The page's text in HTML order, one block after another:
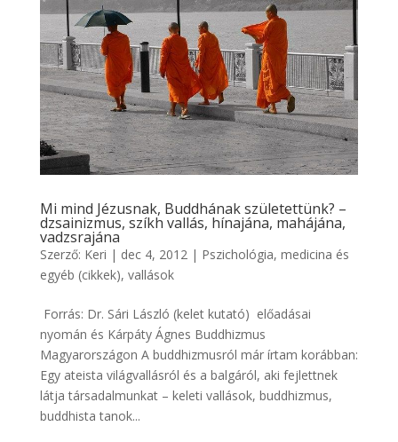
Mi mind Jézusnak, Buddhának születettünk? –
dzsainizmus, szíkh vallás, hínajána, mahájána,
vadzsrajána
Szerző: Keri | dec 4, 2012| Pszichológia, medicina és
egyéb (cikkek), vallások
Forrás: Dr. Sári László (kelet kutató) előadásai
nyomán és Kárpáty Ágnes Buddhizmus
Magyarországon A buddhizmusról már írtam korábban:
Egy ateista világvallásról és a balgáról, aki fejlettnek
látja társadalmunkat – keleti vallások, buddhizmus,
buddhista tanok...